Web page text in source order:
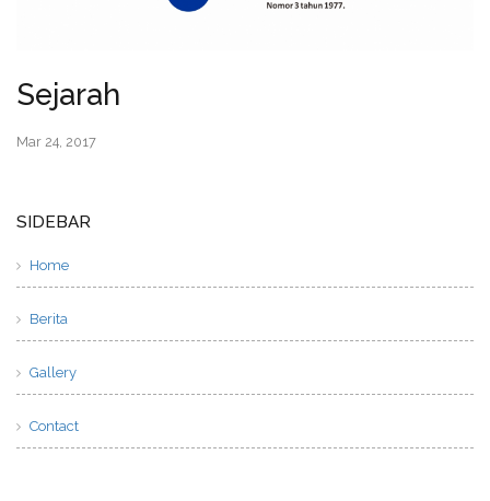
Sejarah
Mar 24, 2017
SIDEBAR
Home
Berita
Gallery
Contact